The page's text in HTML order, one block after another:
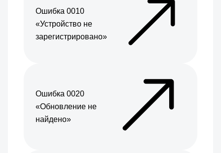
Ошибка 0010
«Устройство не
зарегистрировано»
Ошибка 0020
«Обновление не
найдено»